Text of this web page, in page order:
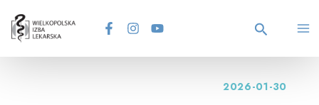
content Search
2026-01-30